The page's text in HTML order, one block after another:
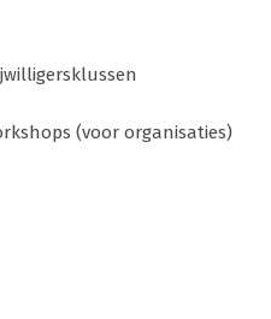
(voor organisaties)